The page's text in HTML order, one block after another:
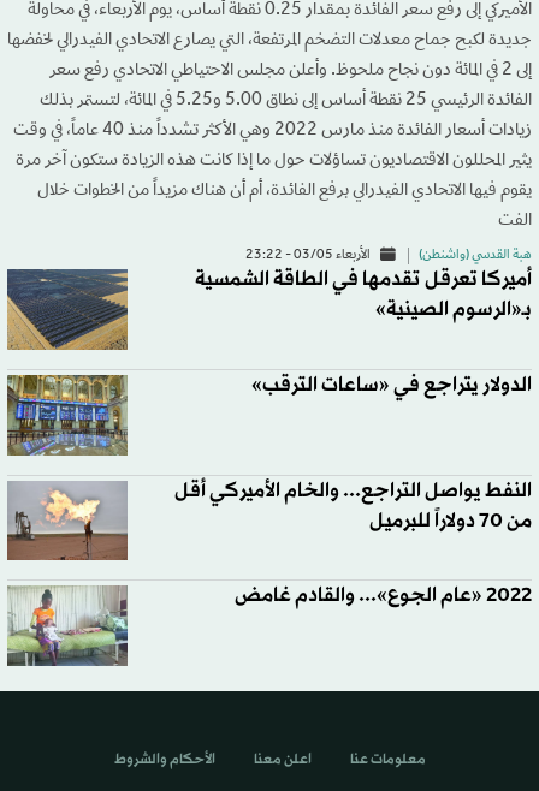
الأميركي إلى رفع سعر الفائدة بمقدار 0.25 نقطة أساس، يوم الأربعاء، في محاولة
جديدة لكبح جماح معدلات التضخم المرتفعة، التي يصارع الاتحادي الفيدرالي لخفضها
إلى 2 في المائة دون نجاح ملحوظ. وأعلن مجلس الاحتياطي الاتحادي رفع سعر
الفائدة الرئيسي 25 نقطة أساس إلى نطاق 5.00 و5.25 في المائة، لتستمر بذلك
زيادات أسعار الفائدة منذ مارس 2022 وهي الأكثر تشدداً منذ 40 عاماً، في وقت
يثير المحللون الاقتصاديون تساؤلات حول ما إذا كانت هذه الزيادة ستكون آخر مرة
يقوم فيها الاتحادي الفيدرالي برفع الفائدة، أم أن هناك مزيداً من الخطوات خلال
الفت
هبة القدسي (واشنطن) الأربعاء 03/05 - 23:22
أميركا تعرقل تقدمها في الطاقة الشمسية
بـ«الرسوم الصينية»
الدولار يتراجع في «ساعات الترقب»
النفط يواصل التراجع... والخام الأميركي أقل
من 70 دولاراً للبرميل
2022 «عام الجوع»... والقادم غامض
معلومات عنا اعلن معنا الأحكام والشروط